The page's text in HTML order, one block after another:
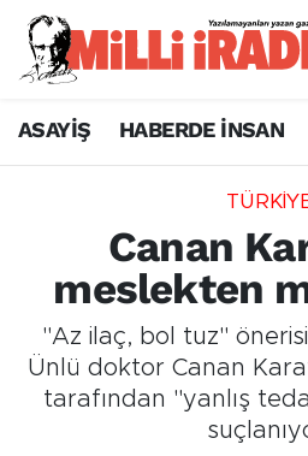
ASAYİŞ HABERDE İNSAN
Canan
meslekten
"Az ilaç, bol tuz"
Ünlü doktor Canan
tarafından "yanlış